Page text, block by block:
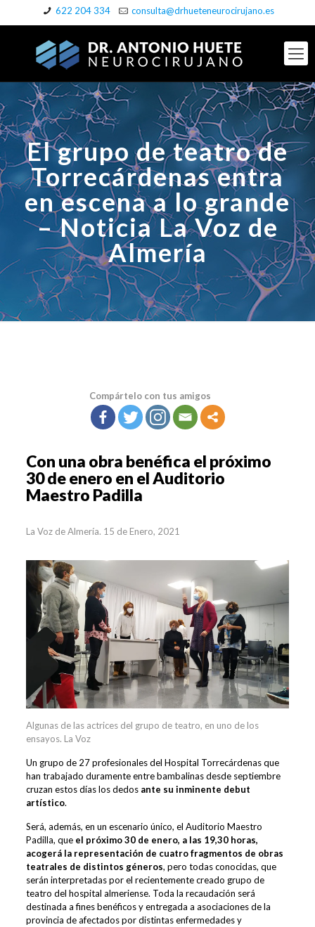
622 204 334 consulta@drhueteneurocirujano.es
El grupo de teatro de
Torrecárdenas entra
en escena a lo grande
– Noticia La Voz de
Almería
Compártelo con tus amigos
Con una obra benéfica el próximo
30 de enero en el Auditorio
Maestro Padilla
La Voz de Almería. 15 de Enero, 2021
Algunas de las actrices del grupo de teatro, en uno de los
ensayos. La Voz
Un grupo de 27 profesionales del Hospital Torrecárdenas que
han trabajado duramente entre bambalinas desde septiembre
cruzan estos días los dedos ante su inminente debut
artístico.
Será, además, en un escenario único, el Auditorio Maestro
Padilla, que el próximo 30 de enero, a las 19,30 horas,
acogerá la representación de cuatro fragmentos de obras
teatrales de distintos géneros, pero todas conocidas, que
serán interpretadas por el recientemente creado grupo de
teatro del hospital almeriense. Toda la recaudación será
destinada a fines benéficos y entregada a asociaciones de la
provincia de afectados por distintas enfermedades y